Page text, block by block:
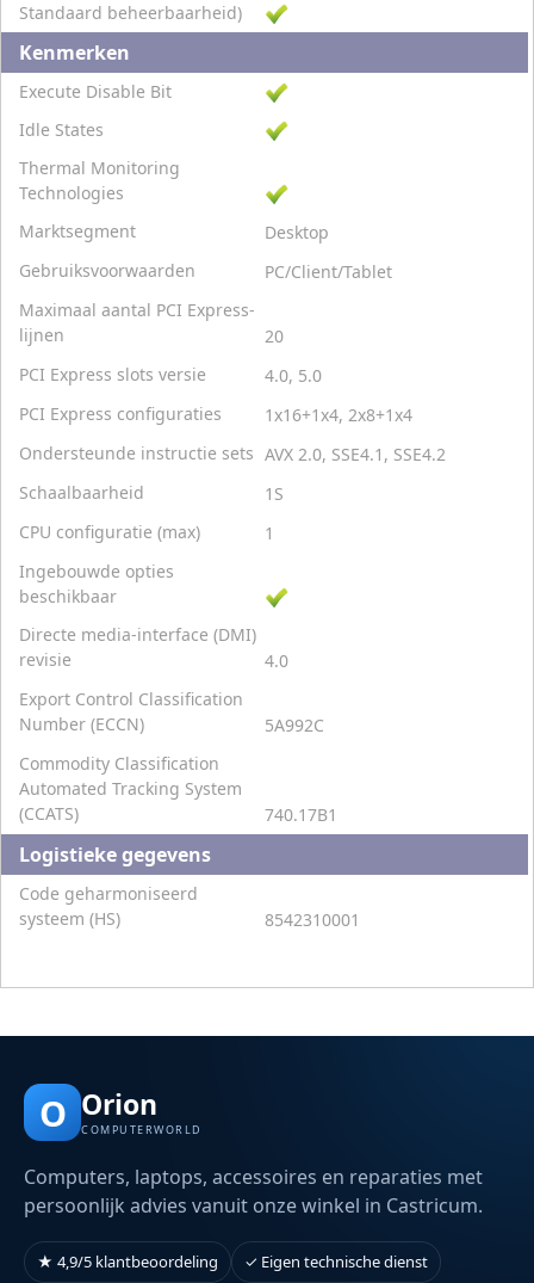
Standaard beheerbaarheid)
Kenmerken
Execute Disable Bit
Idle States
Thermal Monitoring
Technologies
Marktsegment
Desktop
Gebruiksvoorwaarden
PC/Client/Tablet
Maximaal aantal PCI Express-
lijnen
20
PCI Express slots versie
4.0, 5.0
PCI Express configuraties
1x16+1x4, 2x8+1x4
Ondersteunde instructie sets AVX 2.0, SSE4.1, SSE4.2
Schaalbaarheid
1S
CPU configuratie (max)
1
Ingebouwde opties
beschikbaar
Directe media-interface (DMI)
revisie
4.0
Export Control Classification
Number (ECCN)
5A992C
Commodity Classification
Automated Tracking System
(CCATS)
740.17B1
Logistieke gegevens
Code geharmoniseerd
systeem (HS)
8542310001
O Orion
COMPUTERWORLD
Computers, laptops, accessoires en reparaties met
persoonlijk advies vanuit onze winkel in Castricum.
★ 4,9/5 klantbeoordeling ✓ Eigen technische dienst